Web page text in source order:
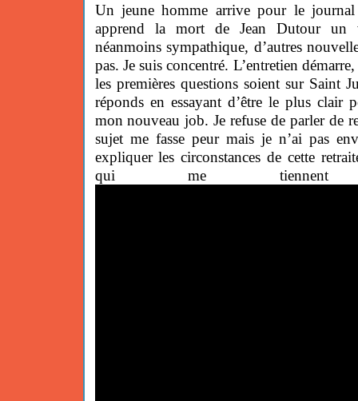
Un jeune homme arrive pour le
apprend la mort de Jean Dutour un
néanmoins sympathique, d’autres
pas. Je suis concentré. L’entretien
les premières questions soient sur Saint
réponds en essayant d’être le plus clair
mon nouveau job. Je refuse de parler de
sujet me fasse peur mais je n’ai pas
expliquer les circonstances de cette
qui me